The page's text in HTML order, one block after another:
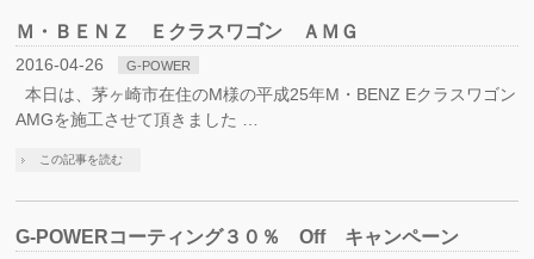
Ｍ・ＢＥＮＺ Ｅクラスワゴン ＡＭＧ
2016-04-26 G-POWER
本日は、茅ヶ崎市在住のM様の平成25年M・BENZ Eクラスワゴン
AMGを施工させて頂きました …
この記事を読む
G-POWERコーティング３０％ Off キャンペーン